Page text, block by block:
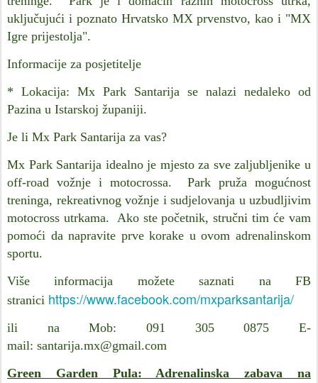
uključujući i poznato Hrvatsko MX prvenstvo, kao i "MX
Igre prijestolja".
Informacije za posjetitelje
* Lokacija: Mx Park Santarija se nalazi nedaleko od
Pazina u Istarskoj županiji.
Je li Mx Park Santarija za vas?
Mx Park Santarija idealno je mjesto za sve zaljubljenike u
off-road vožnje i motocrossa. Park pruža mogućnost
treninga, rekreativnog vožnje i sudjelovanja u uzbudljivim
motocross utrkama. Ako ste početnik, stručni tim će vam
pomoći da napravite prve korake u ovom adrenalinskom
sportu.
Više informacija možete saznati na FB
stranici https://www.facebook.com/mxparksantarija/
ili naMob: 091 305 0875E-
mail: santarija.mx@gmail.com
Green Garden Pula: Adrenalinska zabava na